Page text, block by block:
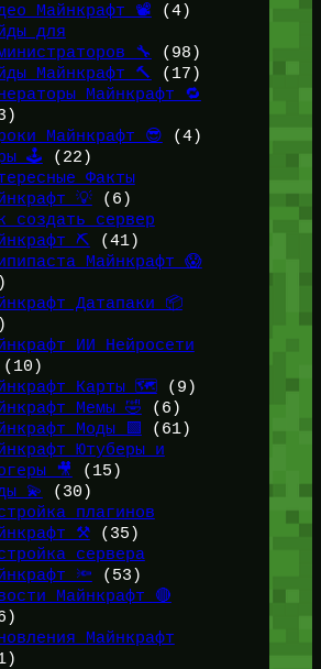
Майнкрафт 📽️ (4)
для
🔧
(98)
Майнкрафт 🔨
(17)
Майнкрафт 🔁
Майнкрафт 😎 (4)
🕹️ (22)
Факты
💡(6)
создать сервер
⛏️ (41)
Майнкрафт 😱
Датапаки 📦
ИИ Нейросети
(10)
Карты 🗺️ (9)
Мемы 🤣 (6)
Моды 🟩
(61)
Ютуберы и
🎥
(15)
💫
(30)
плагинов
⚒️(35)
сервера
🔦 (53)
Майнкрафт 🔴
Майнкрафт